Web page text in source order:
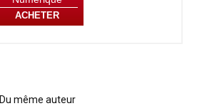
ACHETER
Du même auteur